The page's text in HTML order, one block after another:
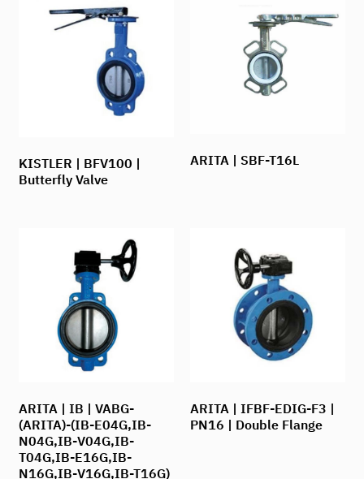
KISTLER | BFV100 |
Butterfly Valve
ARITA | SBF-T16L
ARITA | IB | VABG-
(ARITA)-(IB-E04G,IB-
N04G,IB-V04G,IB-
T04G,IB-E16G,IB-
ARITA | IFBF-EDIG-F3 |
PN16 | Double Flange